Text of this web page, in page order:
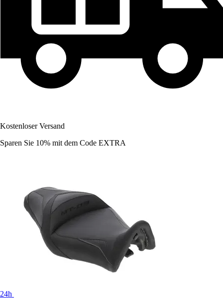
Kostenloser Versand
Sparen Sie 10% mit dem Code EXTRA
24h